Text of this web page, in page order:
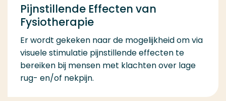
Pijnstillende Effecten van
Fysiotherapie
Er wordt gekeken naar de mogelijkheid om via
visuele stimulatie pijnstillende effecten te
bereiken bij mensen met klachten over lage
rug- en/of nekpijn.